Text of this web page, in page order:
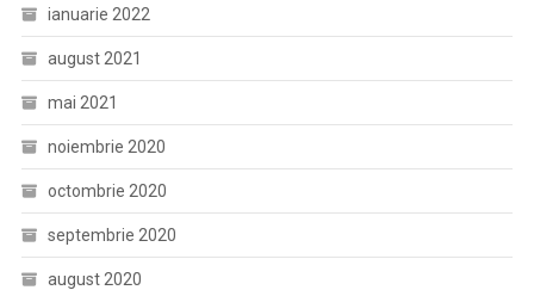
ianuarie 2022
august 2021
mai 2021
noiembrie 2020
octombrie 2020
septembrie 2020
august 2020